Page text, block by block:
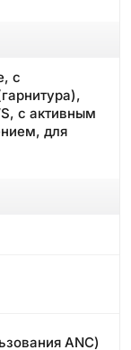
с
с активным
для
ANC)